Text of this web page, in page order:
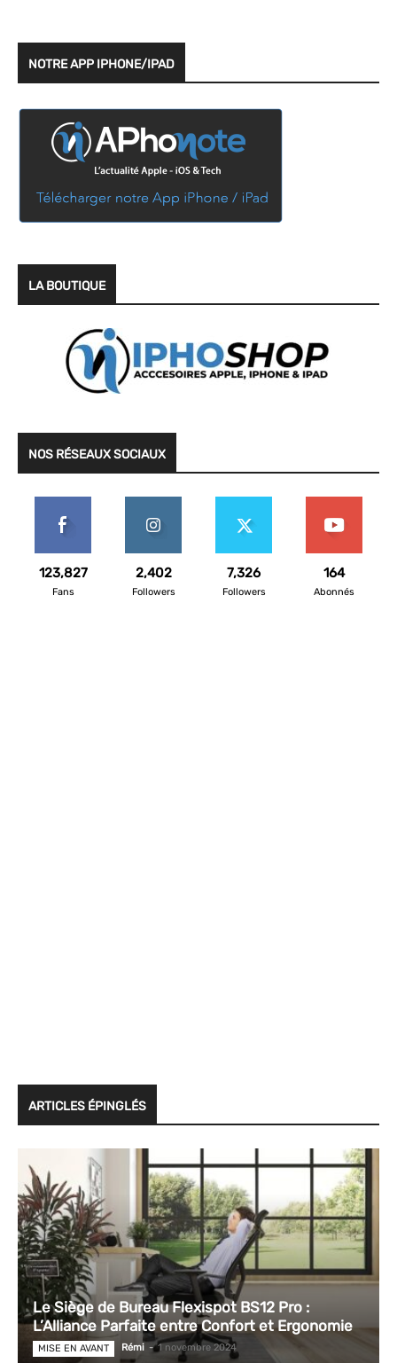
NOTRE APP IPHONE/IPAD
LA BOUTIQUE
NOS RÉSEAUX SOCIAUX
123,827
Fans
2,402
Followers
7,326
Followers
164
Abonnés
ARTICLES ÉPINGLÉS
Le Siège de Bureau Flexispot BS12 Pro :
L’Alliance Parfaite entre Confort et Ergonomie
MISE EN AVANT Rémi - 1 novembre 2024